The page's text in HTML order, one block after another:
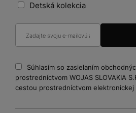
Detská kolekcia
Súhlasím so zasielaním
prostredníctvom WOJAS SLOVAKIA
cestou prostredníctvom elektronickej